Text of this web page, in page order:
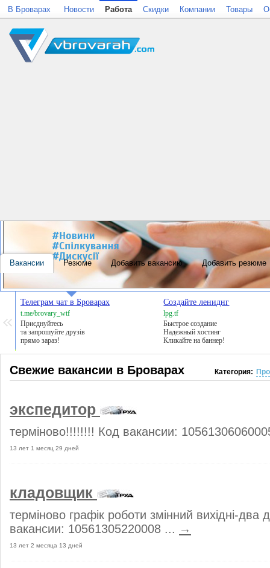
Телеграм чат в Броварах
t.me/brovary_wtf
Приєднуйтесь
та запрошуйте друзів
прямо зараз!
Создайте лениднг
lpg.tf
Быстрое создание
Надежный хостинг
Кликайте на баннер!
Свежие вакансии в Броварах Категория:
экспедитор
терміново!!!!!!!! Код вакансии:
13 лет 1 месяц 29 дней
кладовщик
терміново графік роботи змінний вихідні-два
вакансии: 10561305220008 ... →
13 лет 2 месяца 13 дней
В Броварах Новости Работа Скидки Компании Товары
Вакансии Резюме Добавить вакансию Добавить резюме